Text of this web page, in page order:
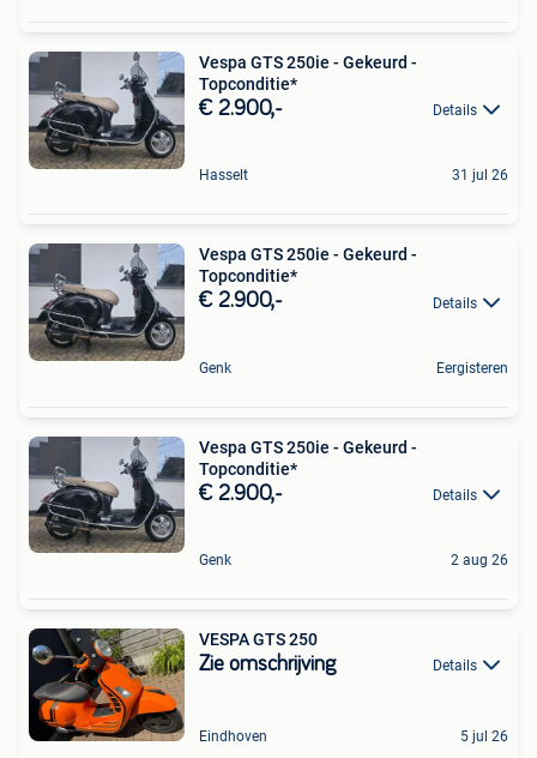
Vespa GTS 250ie - Gekeurd -
Topconditie*
€ 2.900,- Details
Hasselt 31 jul 26
Vespa GTS 250ie - Gekeurd -
Topconditie*
€ 2.900,- Details
Genk Eergisteren
Vespa GTS 250ie - Gekeurd -
Topconditie*
€ 2.900,- Details
Genk 2 aug 26
VESPA GTS 250
Zie omschrijving Details
Eindhoven 5 jul 26